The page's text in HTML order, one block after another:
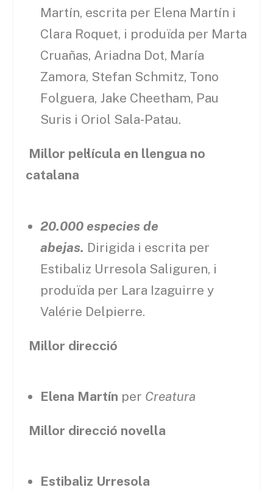
Martín, escrita per Elena Martín i
Clara Roquet, i produïda per Marta
Cruañas, Ariadna Dot, María
Zamora, Stefan Schmitz, Tono
Folguera, Jake Cheetham, Pau
Suris i Oriol Sala-Patau.
Millor pel·lícula en llengua no
catalana
20.000 especies de
abejas. Dirigida i escrita per
Estibaliz Urresola Saliguren, i
produïda per Lara Izaguirre y
Valérie Delpierre.
Millor direcció
Elena Martín per Creatura
Millor direcció novella
Estibaliz Urresola